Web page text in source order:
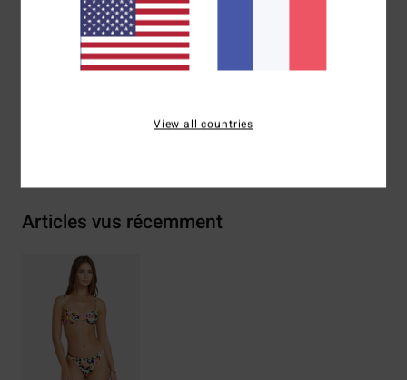
Système de fermeture :pas de système fermeture
Composition78% nylon, 22% élasthanne
Articles vus récemment
View all countries